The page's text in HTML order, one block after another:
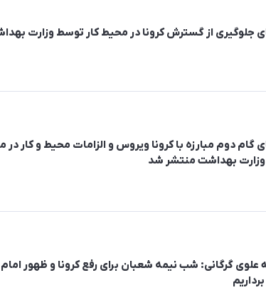
جلوگیری از گسترش کرونا در محیط کار توسط وزارت
گام دوم مبارزه با کرونا ویروس و الزامات محیط و کار در
بهداشت منتشر شد
علوی گرگانی: شب نیمه شعبان برای رفع کرونا و ظهور